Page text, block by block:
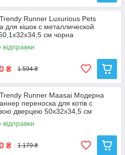
Runner Luxurious Pets
для кішок c металлической
см чорна
₴ 1 594 ₴
Runner Maasai Модерна
переноска для котів c
дверцею 50х32х34,5 см
₴ 1 179 ₴